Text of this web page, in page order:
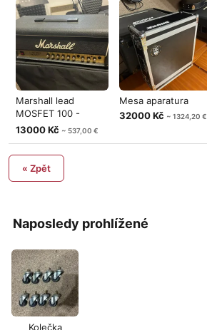
Naposledy prohlížené
Kolečka
Marshall lead
MOSFET 100 -
zamluveno
13000 Kč ~ 537,00 €
Mesa aparatura
32000 Kč ~ 1324,20 €
« Zpět